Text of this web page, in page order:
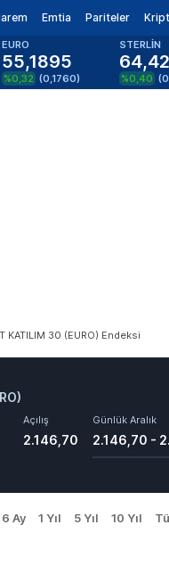
Emtia Pariteler
EURO
55,1895
%0,32 (0,1760)
STERLİN
%0,40 (
KATILIM 30 (EURO) Endeksi
Açılış
2.146,70
Günlük Aralık
2.146,70 -
6 Ay 1 Yıl 5 Yıl 10 Yıl